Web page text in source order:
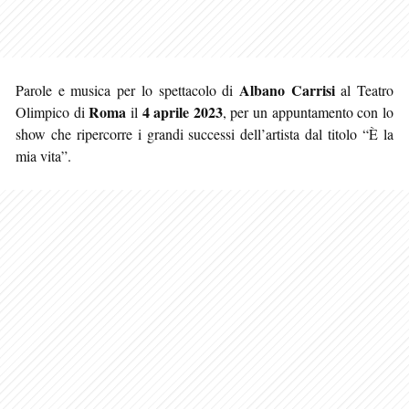
Parole e musica per lo spettacolo di Albano Carrisial Teatro
Olimpico diRoma il 4 aprile 2023, per un appuntamento con lo
show che ripercorre i grandi successi dell’artista dal titolo “È la
mia vita”.